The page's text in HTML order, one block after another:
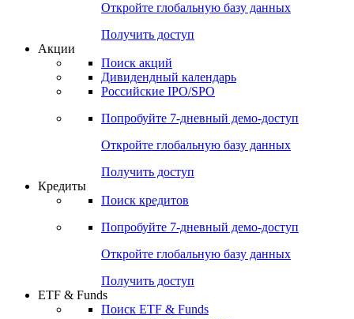
Опросы
Попробуйте7-дневный
Откройте глобальную базу данных
Получить доступ
Поиск акций
Российские IPO/SPO
Попробуйте7-дневный
Откройте глобальную базу данных
Получить доступ
Поиск кредитов
Попробуйте7-дневный
Откройте глобальную базу данных